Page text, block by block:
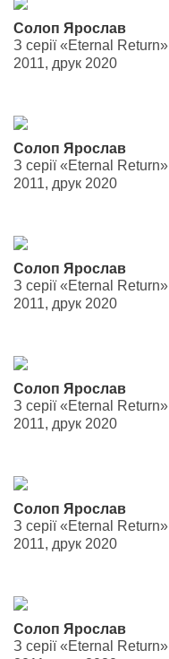
Солоп Ярослав
З серії «Eternal Return»
2011, друк 2020
Солоп Ярослав
З серії «Eternal Return»
2011, друк 2020
Солоп Ярослав
З серії «Eternal Return»
2011, друк 2020
Солоп Ярослав
З серії «Eternal Return»
2011, друк 2020
Солоп Ярослав
З серії «Eternal Return»
2011, друк 2020
Солоп Ярослав
З серії «Eternal Return»